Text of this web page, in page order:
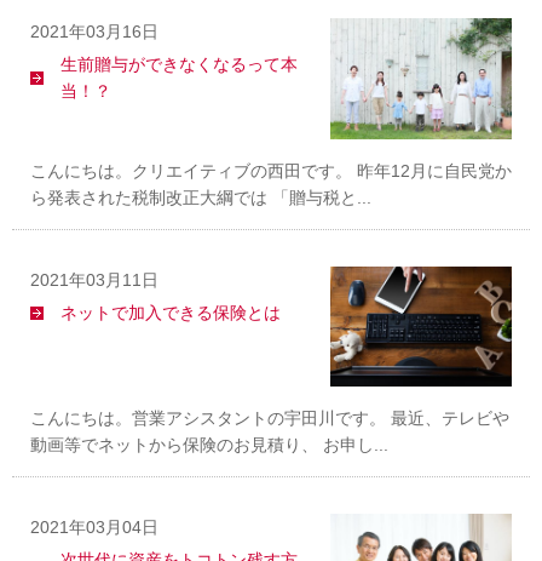
2021年03月16日
生前贈与ができなくなるって本
当！？
こんにちは。クリエイティブの西田です。 昨年12月に自民党か
ら発表された税制改正大綱では 「贈与税と...
2021年03月11日
ネットで加入できる保険とは
こんにちは。営業アシスタントの宇田川です。 最近、テレビや
動画等でネットから保険のお見積り、 お申し...
2021年03月04日